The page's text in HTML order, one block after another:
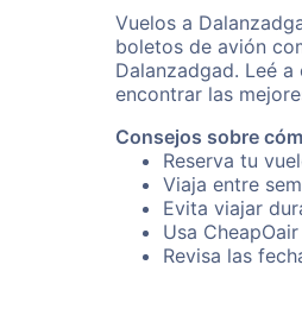
Vuelos a
boletos de avión
Dalanzadgad. Leé
encontrar las
Consejos sobre
Reserva tu
Viaja entre
Evita viajar
Usa
Revisa las